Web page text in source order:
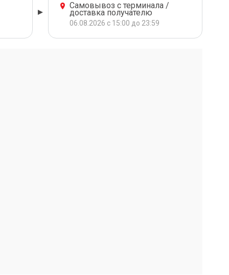
Самовывоз с терминала /
доставка получателю
06.08.2026 с 15:00 до 23:59